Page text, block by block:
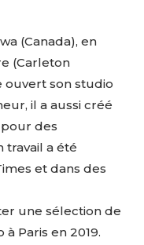
(Canada), en
(Carleton
ouvert son studio
il a aussi créé
des
travail a été
et dans des
une sélection de
Paris en 2019.